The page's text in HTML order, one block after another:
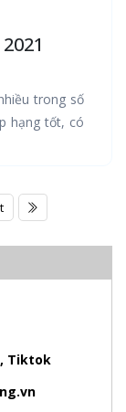
trong số
hạng tốt, có
Tiktok